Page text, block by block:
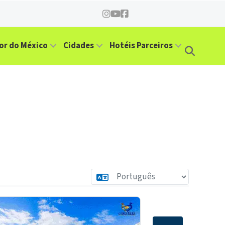
do México Cidades Hotéis Parceiros